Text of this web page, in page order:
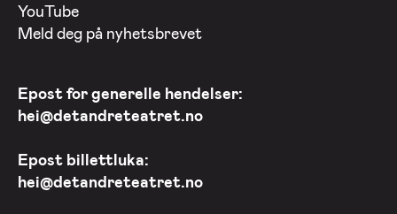
YouTube
Meld deg på nyhetsbrevet
Epost for generelle hendelser:
hei@detandreteatret.no
Epost billettluka:
hei@detandreteatret.no